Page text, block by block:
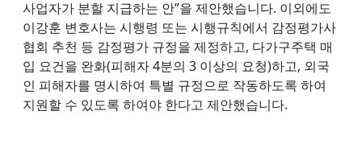
사업자가 분할 지급하는 안”을 제안했습니다. 이외에도
이강훈 변호사는 시행령 또는 시행규칙에서 감정평가사
협회 추천 등 감정평가 규정을 제정하고, 다가구주택 매
입 요건을 완화(피해자 4분의 3 이상의 요청)하고, 외국
인 피해자를 명시하여 특별 규정으로 작동하도록 하여
지원할 수 있도록 하여야 한다고 제안했습니다.